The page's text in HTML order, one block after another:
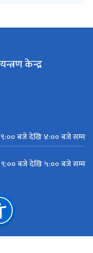
केन्द्र
९:०० बजे देखि ४:०० बजे सम्म
९:०० बजे देखि ५:०० बजे सम्म